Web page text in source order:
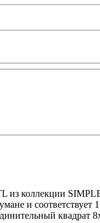
из коллекции
и
квадрат